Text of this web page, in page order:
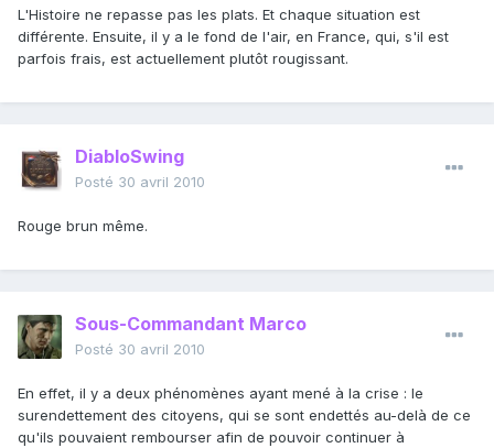
L'Histoire ne repasse pas les plats. Et chaque situation est
différente. Ensuite, il y a le fond de l'air, en France, qui, s'il est
parfois frais, est actuellement plutôt rougissant.
DiabloSwing
Posté 30 avril 2010
Rouge brun même.
Sous-Commandant Marco
Posté 30 avril 2010
En effet, il y a deux phénomènes ayant mené à la crise : le
surendettement des citoyens, qui se sont endettés au-delà de ce
qu'ils pouvaient rembourser afin de pouvoir continuer à